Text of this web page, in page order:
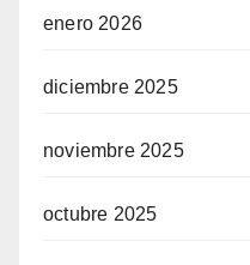
enero 2026
diciembre 2025
noviembre 2025
octubre 2025